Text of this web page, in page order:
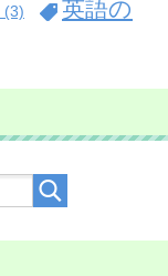
(3)
英語の